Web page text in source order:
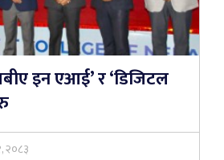
इन एआई’ र ‘डिजिटल
२०८३